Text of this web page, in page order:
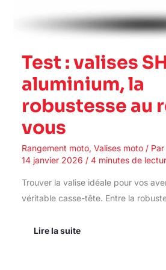
Test : valises
aluminium, la
robustesse au
vous
Rangement moto, Valises moto/ Par
14 janvier 2026 / 4 minutes de
Trouver la valise idéale pour vos
véritable casse-tête. Entre la
Lire la suite